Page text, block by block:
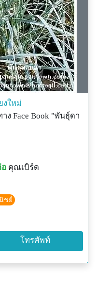
งใหม่
ง Face Book "พันธุ์ดา
คุณเบิร์ด
ชย์
โทรศัพท์